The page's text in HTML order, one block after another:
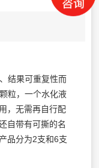
结果可重复性而
粒，一个水化液
，无需再自行配
自带有可撕的名
品分为2支和6支